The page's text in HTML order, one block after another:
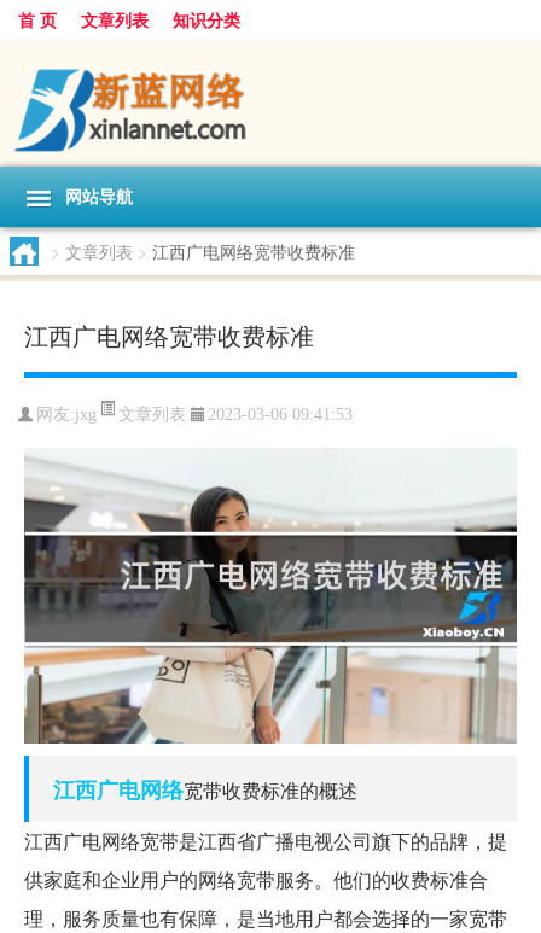
首 页 文章列表 知识分类
网站导航
> 文章列表 > 江西广电网络宽带收费标准
江西广电网络宽带收费标准
网友:jxg 文章列表 2023-03-06 09:41:53
江西广电网络宽带收费标准的概述
江西广电网络宽带是江西省广播电视公司旗下的品牌，提
供家庭和企业用户的网络宽带服务。他们的收费标准合
理，服务质量也有保障，是当地用户都会选择的一家宽带